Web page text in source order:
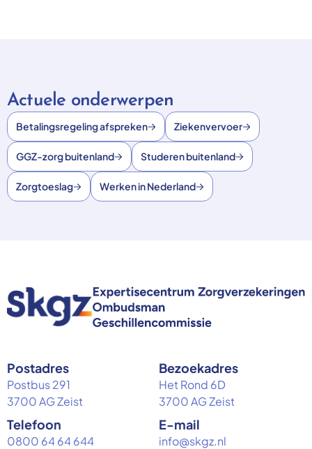
Actuele onderwerpen
Betalingsregeling afspreken Ziekenvervoer
GGZ-zorg buitenland Studeren buitenland
Zorgtoeslag Werken in Nederland
Postadres
Postbus 291
3700 AG Zeist
Bezoekadres
Het Rond 6D
3700 AG Zeist
Telefoon
0800 64 64 644
E-mail
info@skgz.nl